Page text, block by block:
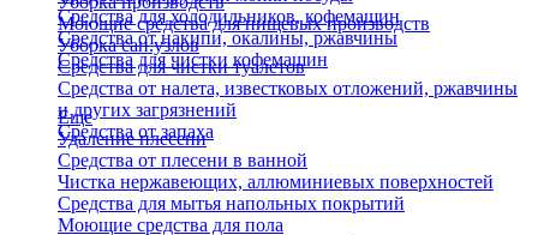
Средства для холодильников, кофемашин
Средства от накипи, окалины, ржавчины
Средства для чистки кофемашин
Моющие средства для пищевых производств
Уборка сан.узлов
Средства для чистки туалетов
Средства от налета, известковых отложений, ржавчины
и других загрязнений
Средства от запаха
Еще
Удаление плесени
Средства от плесени в ванной
Чистка нержавеющих, аллюминиевых поверхностей
Средства для мытья напольных покрытий
Моющие средства для пола